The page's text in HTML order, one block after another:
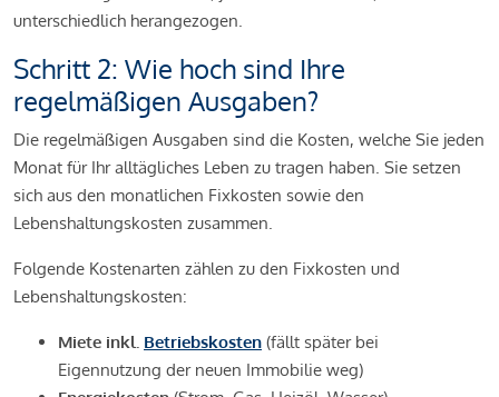
unterschiedlich herangezogen.
Schritt 2: Wie hoch sind Ihre
regelmäßigen Ausgaben?
Die regelmäßigen Ausgaben sind die Kosten, welche Sie jeden
Monat für Ihr alltägliches Leben zu tragen haben. Sie setzen
sich aus den monatlichen Fixkosten sowie den
Lebenshaltungskosten zusammen.
Folgende Kostenarten zählen zu den Fixkosten und
Lebenshaltungskosten:
Miete inkl. Betriebskosten (fällt später bei
Eigennutzung der neuen Immobilie weg)